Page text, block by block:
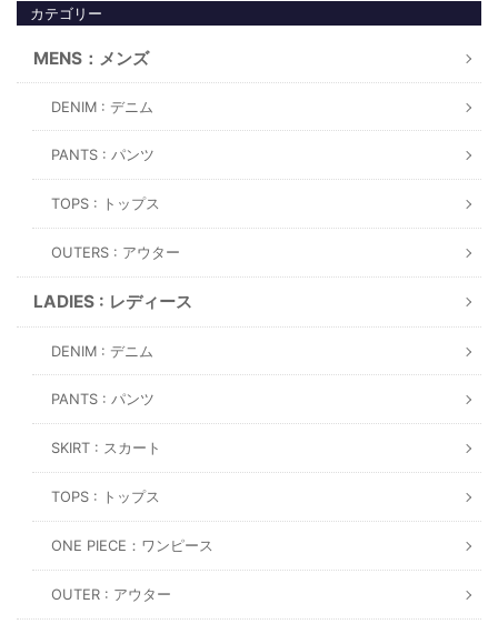
カテゴリー
MENS：メンズ
DENIM : デニム
PANTS : パンツ
TOPS : トップス
OUTERS : アウター
LADIES : レディース
DENIM : デニム
PANTS : パンツ
SKIRT : スカート
TOPS : トップス
ONE PIECE：ワンピース
OUTER : アウター